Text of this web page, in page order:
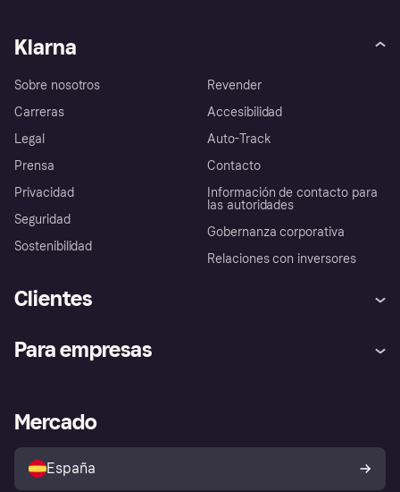
Klarna
Sobre nosotros
Carreras
Legal
Prensa
Privacidad
Seguridad
Sostenibilidad
Revender
Accesibilidad
Auto-Track
Contacto
Información de contacto para
las autoridades
Gobernanza corporativa
Relaciones con inversores
Clientes
Inicio de sesión
Directorio de tiendas
Política de protección al
comprador de Klarna
Reclamaciones
Para empresas
Acceso empresas
Mercado
España